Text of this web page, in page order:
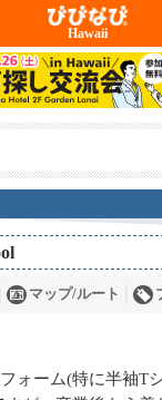
Hawaii
マップ/ルート
ォーム(特に半袖T